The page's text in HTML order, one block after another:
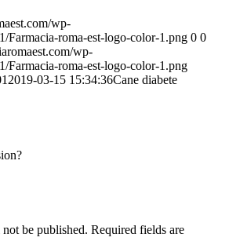
wp-
Farmacia-roma-est-logo-color-1.png 0 0
wp-
Farmacia-roma-est-logo-color-1.png
2019-03-15 15:34:36Cane diabete
be published. Required fields are